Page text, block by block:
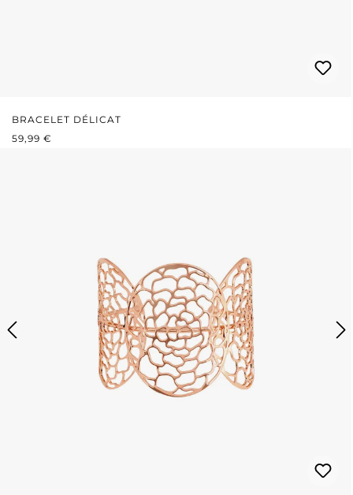
BRACELET DÉLICAT
PRIX RÉGULIER :
59,99 €